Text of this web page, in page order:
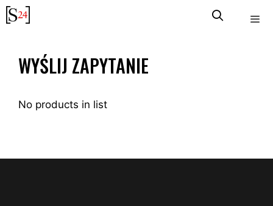
Przejdź
do
WYŚLIJ ZAPYTANIE
No products in list